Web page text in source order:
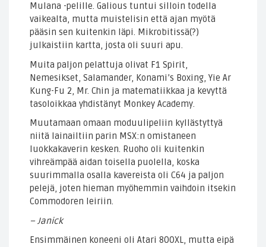
Mulana -pelille. Galious tuntui silloin todella
vaikealta, mutta muistelisin että ajan myötä
pääsin sen kuitenkin läpi. Mikrobitissä(?)
julkaistiin kartta, josta oli suuri apu.
Muita paljon pelattuja olivat F1 Spirit,
Nemesikset, Salamander, Konami’s Boxing, Yie Ar
Kung-Fu 2, Mr. Chin ja matematiikkaa ja kevyttä
tasoloikkaa yhdistänyt Monkey Academy.
Muutamaan omaan moduulipeliin kyllästyttyä
niitä lainailtiin parin MSX:n omistaneen
luokkakaverin kesken. Ruoho oli kuitenkin
vihreämpää aidan toisella puolella, koska
suurimmalla osalla kavereista oli C64 ja paljon
pelejä, joten hieman myöhemmin vaihdoin itsekin
Commodoren leiriin.
– Janick
Ensimmäinen koneeni oli Atari 800XL, mutta eipä